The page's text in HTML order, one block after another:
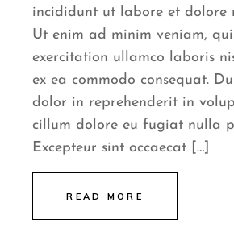
incididunt ut labore et dolore
Ut enim ad minim veniam,
exercitation ullamco laboris
ex ea commodo consequat.
dolor in reprehenderit in
cillum dolore eu fugiat nulla
Excepteur sint occaecat […]
READ MORE